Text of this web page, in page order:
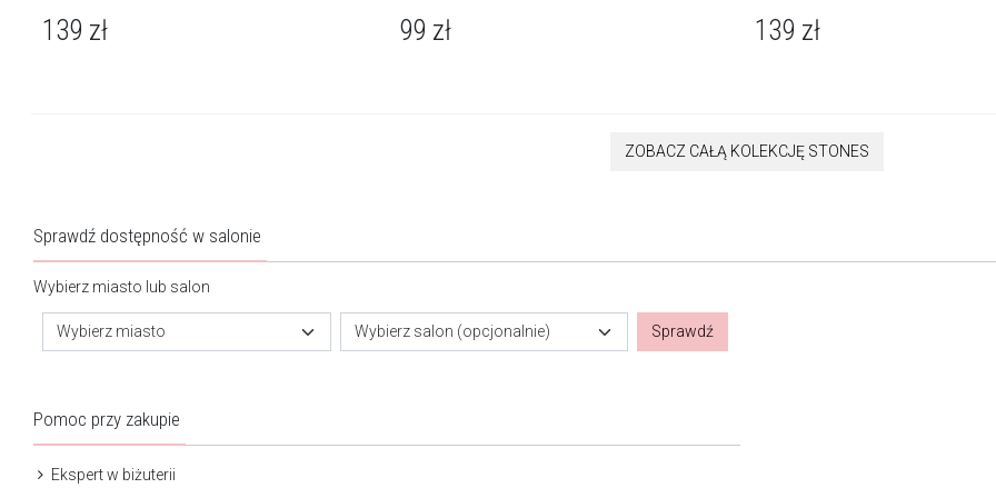
139 zł 99 zł 139 zł
ZOBACZ CAŁĄ KOLEKCJĘ STONES
Sprawdź dostępność w salonie
Wybierz miasto lub salon
Wybierz miasto Wybierz salon (opcjonalnie) Sprawdź
Pomoc przy zakupie
Ekspert w biżuterii